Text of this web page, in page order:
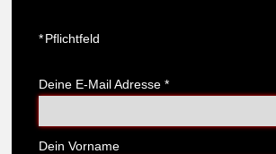
*Pflichtfeld
Deine E-Mail Adresse *
Dein Vorname